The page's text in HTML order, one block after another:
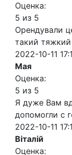
Оценка:
5 из 5
Орендували
такий тяжкий
2022-10-11
Мая
Оценка:
5 из 5
Я дуже Вам
допомогли с
2022-10-11
Віталій
Оценка: